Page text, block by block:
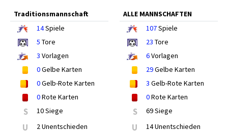
Traditionsmannschaft
14Spiele
5 Tore
3 Vorlagen
0Gelbe Karten
0Gelb-Rote Karten
0Rote Karten
S 10 Siege
U 2 Unentschieden
ALLE MANNSCHAFTEN
107Spiele
23 Tore
6Vorlagen
29Gelbe Karten
3 Gelb-Rote Karten
0Rote Karten
S 69 Siege
U 14 Unentschieden